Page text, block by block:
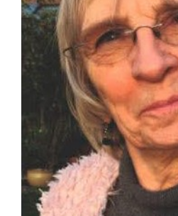
Décès de
Rolande
de 81